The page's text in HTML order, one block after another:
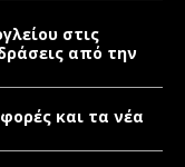
στις
από την
και τα νέα